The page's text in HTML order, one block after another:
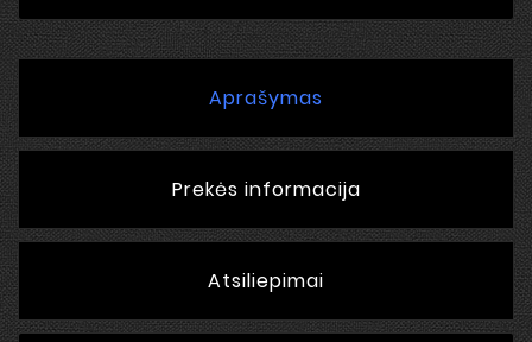
Aprašymas
Prekės informacija
Atsiliepimai